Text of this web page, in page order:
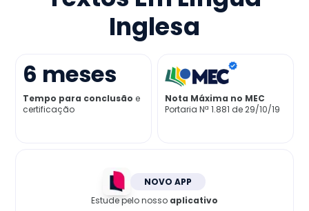
Matricule-se
Inglesa
6 meses
Tempo para conclusão e
certificação
Nota Máxima no MEC
Portaria Nª 1.881 de 29/10/19
NOVO APP
Estude pelo nosso aplicativo